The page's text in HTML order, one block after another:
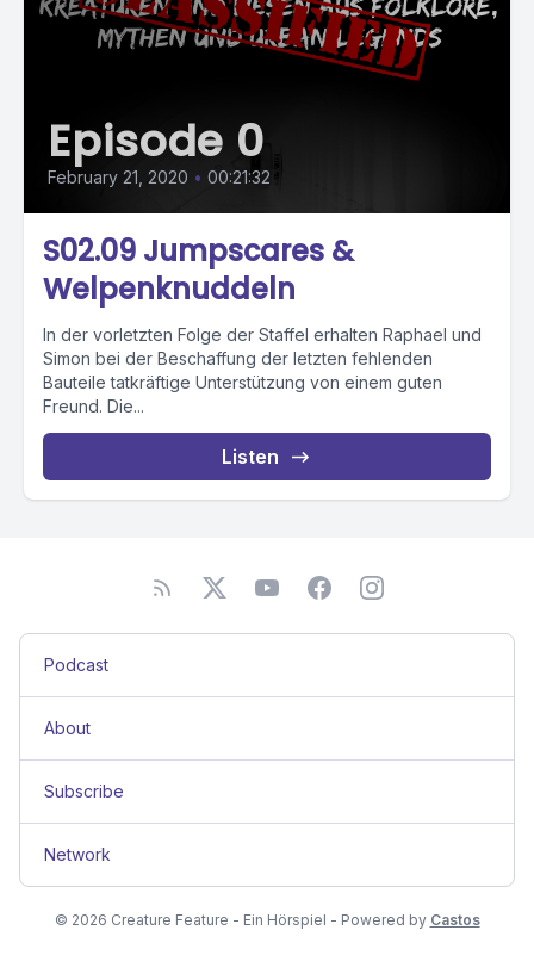
Episode 0
February 21, 2020 • 00:21:32
S02.09 Jumpscares &
Welpenknuddeln
In der vorletzten Folge der Staffel erhalten Raphael und
Simon bei der Beschaffung der letzten fehlenden
Bauteile tatkräftige Unterstützung von einem guten
Freund. Die...
Listen
Podcast
About
Subscribe
Network
© 2026 Creature Feature - Ein Hörspiel - Powered by Castos